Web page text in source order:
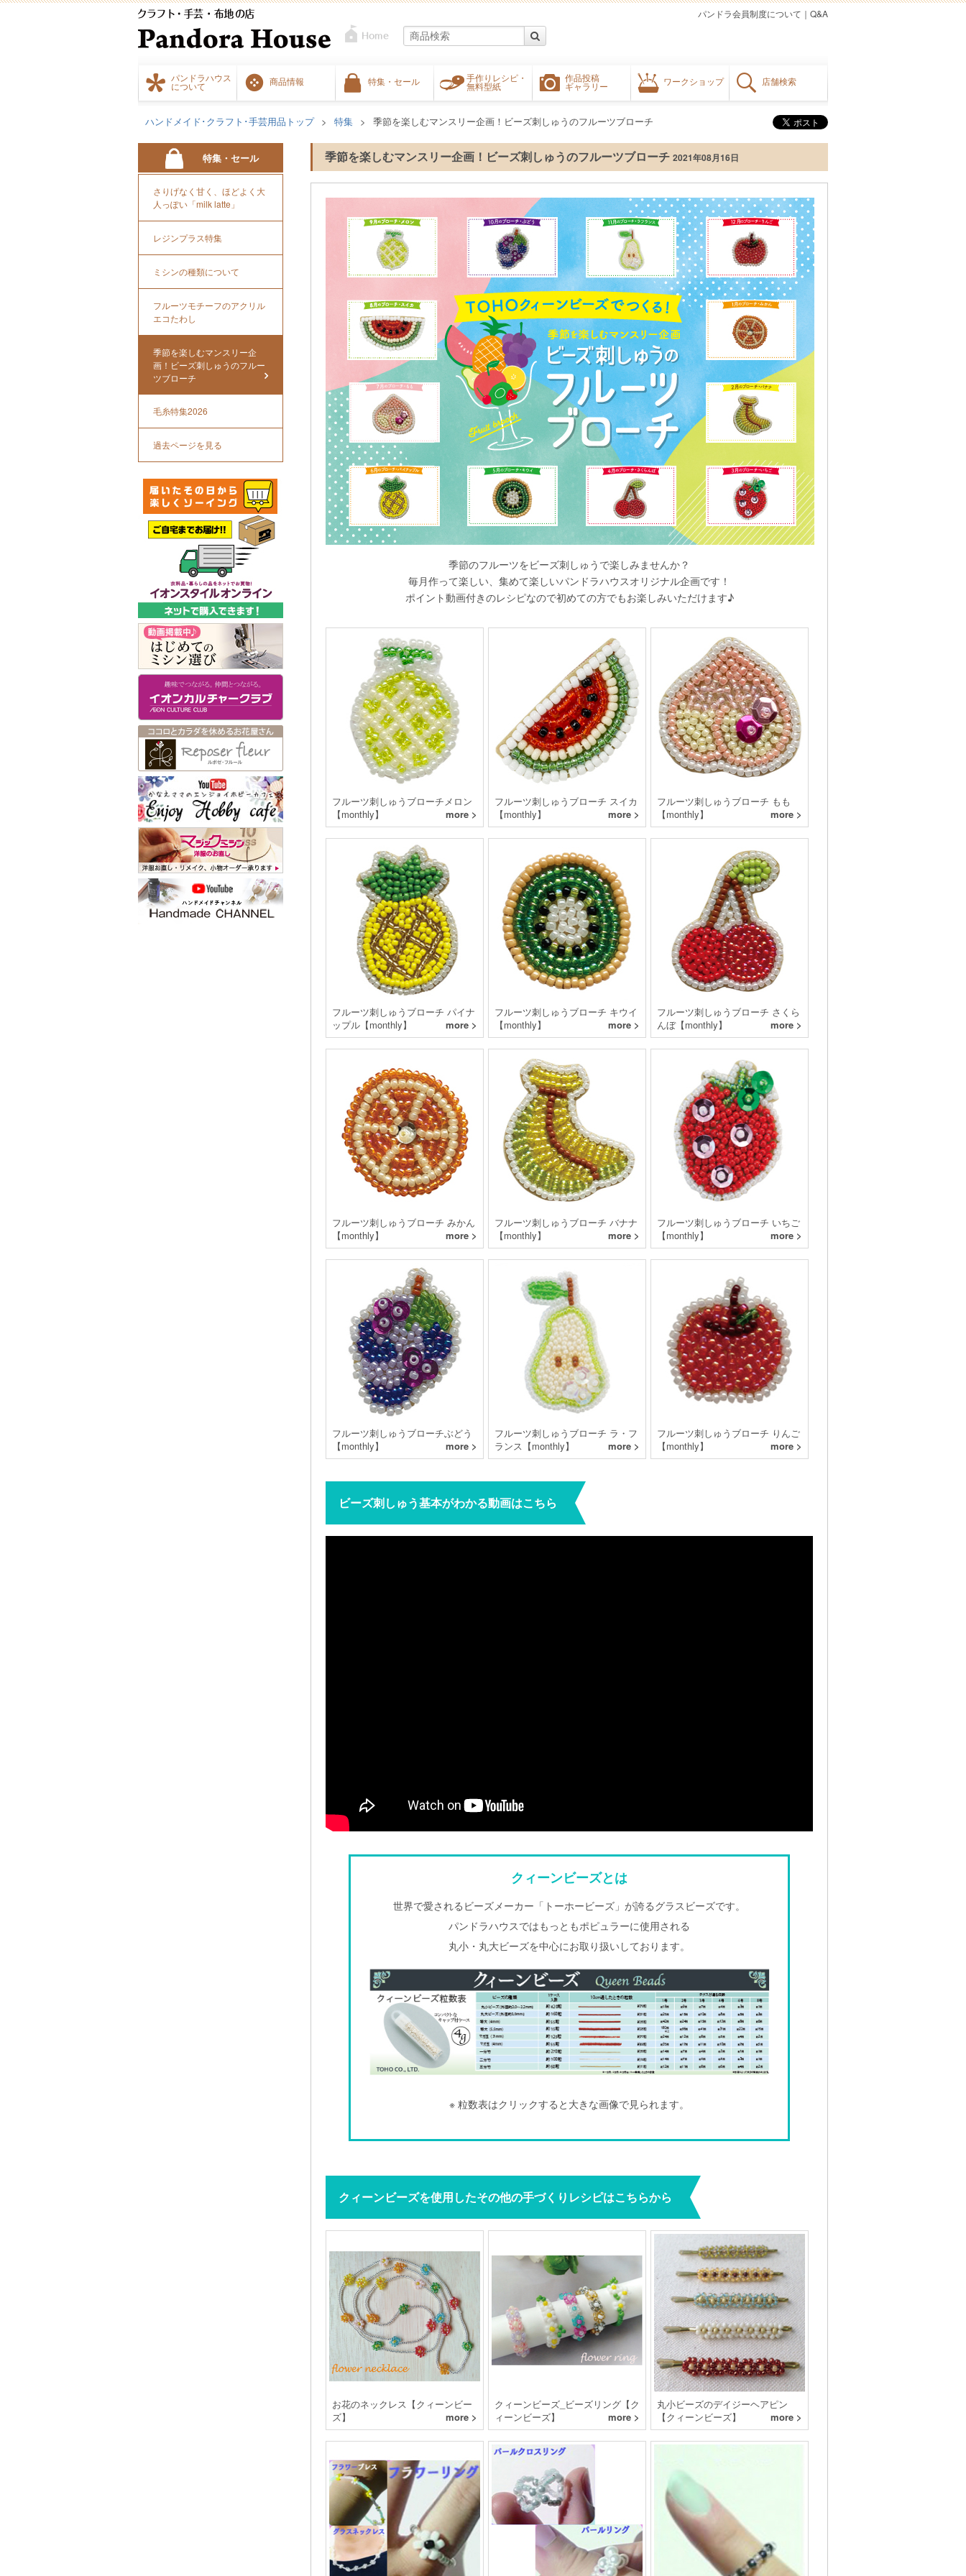
パンドラハウス
について
商品情報 特集・セール
手作りレシピ・
無料型紙
作品投稿
ギャラリー
ワークショップ 店舗検索
Q&A
｜
パンドラ会員制度について
ハンドメイド･クラフト･手芸用品トップ 特集 季節を楽しむマンスリー企画！ビーズ刺しゅうのフルーツブローチ
季節を楽しむマンスリー企画！ビーズ刺しゅうのフルーツブローチ 2021年08月16日
季節のフルーツをビーズ刺しゅうで楽しみませんか？
毎月作って楽しい、集めて楽しいパンドラハウスオリジナル企画です！
ポイント動画付きのレシピなので初めての方でもお楽しみいただけます♪
フルーツ刺しゅうブローチメロン
【monthly】
more >
フルーツ刺しゅうブローチ スイカ
【monthly】
more >
フルーツ刺しゅうブローチ もも
【monthly】
more >
フルーツ刺しゅうブローチ パイナ
ップル【monthly】
more >
フルーツ刺しゅうブローチ キウイ
【monthly】
more >
フルーツ刺しゅうブローチ さくら
んぼ【monthly】
more >
フルーツ刺しゅうブローチ みかん
【monthly】
more >
フルーツ刺しゅうブローチ バナナ
【monthly】
more >
フルーツ刺しゅうブローチ いちご
【monthly】
more >
フルーツ刺しゅうブローチぶどう
【monthly】
more >
フルーツ刺しゅうブローチ ラ・フ
ランス【monthly】
more >
フルーツ刺しゅうブローチ りんご
【monthly】
more >
ビーズ刺しゅう基本がわかる動画はこちら
クィーンビーズとは
世界で愛されるビーズメーカー「トーホービーズ」が誇るグラスビーズです。
パンドラハウスではもっともポピュラーに使用される
丸小・丸大ビーズを中心にお取り扱いしております。
※ 粒数表はクリックすると大きな画像で見られます。
クィーンビーズを使用したその他の手づくりレシピはこちらから
お花のネックレス【クィーンビー
ズ】
more >
クィーンビーズ_ビーズリング【ク
ィーンビーズ】
more >
丸小ビーズのデイジーヘアピン
【クィーンビーズ】
more >
特集・セール
さりげなく甘く、ほどよく大
人っぽい「milk latte」
レジンプラス特集
ミシンの種類について
フルーツモチーフのアクリル
エコたわし
季節を楽しむマンスリー企
画！ビーズ刺しゅうのフルー
ツブローチ
毛糸特集2026
過去ページを見る